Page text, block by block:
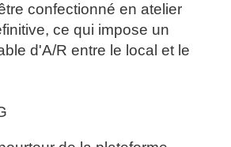
confectionné en atelier
ce qui impose un
d'A/R entre le local et le